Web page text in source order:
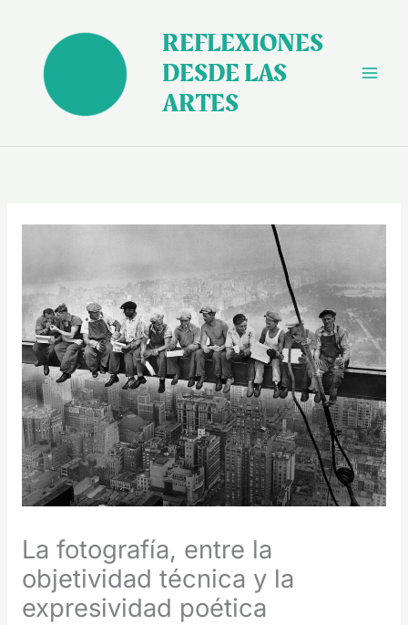
contenido
REFLEXIONES
DESDE LAS
ARTES
La fotografía, entre la
objetividad técnica y la
expresividad poética